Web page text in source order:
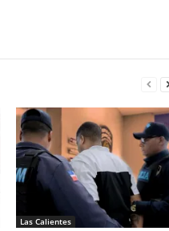
Las Calientes